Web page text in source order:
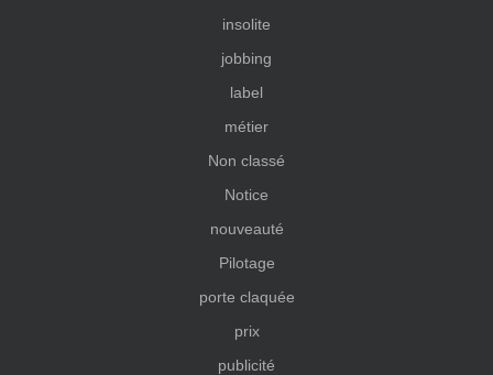
insolite
jobbing
label
métier
Non classé
Notice
nouveauté
Pilotage
porte claquée
prix
publicité